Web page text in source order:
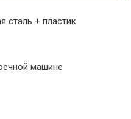
сталь + пластик
машине